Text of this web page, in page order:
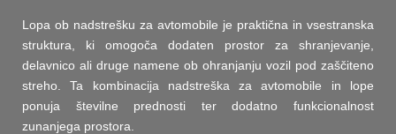
Lopa ob nadstrešku za avtomobile je praktična in vsestranska
struktura, ki omogoča dodaten prostor za shranjevanje,
delavnico ali druge namene ob ohranjanju vozil pod zaščiteno
streho. Ta kombinacija nadstreška za avtomobile in lope
ponuja številne prednosti ter dodatno funkcionalnost
zunanjega prostora.